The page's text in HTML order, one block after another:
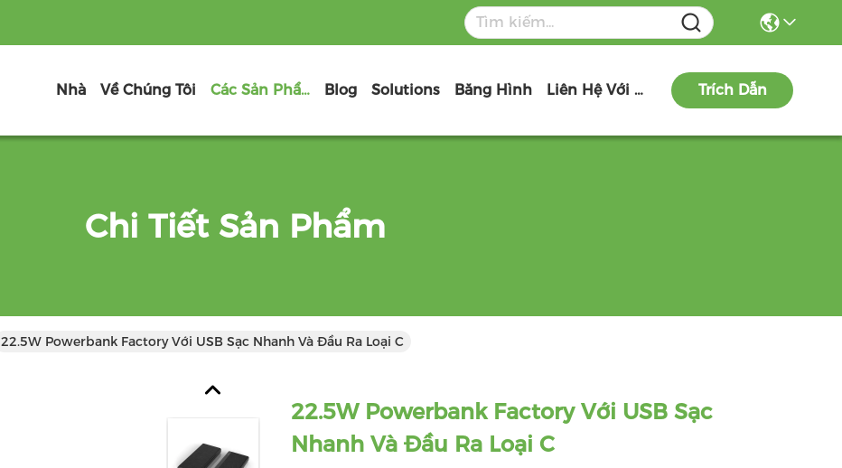
Nhà Về Chúng Tôi Các Sản Phẩm Blog Solutions Băng Hình Liên Hệ Với Chúng Tôi Trích Dẫn
Chi Tiết Sản Phẩm
22.5W Powerbank Factory Với USB Sạc Nhanh Và Đầu Ra Loại C
22.5W Powerbank Factory Với USB Sạc
Nhanh Và Đầu Ra Loại C